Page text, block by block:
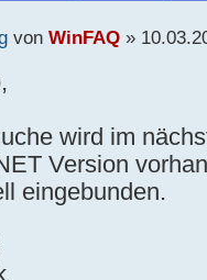
von WinFAQ»
wird im
Version
eingebunden.